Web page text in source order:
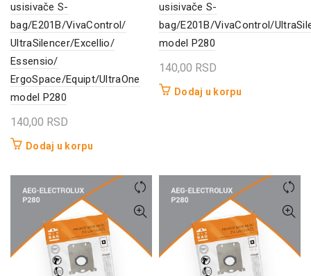
usisivače S-
bag/E201B/VivaControl/
UltraSilencer/Excellio/
Essensio/
ErgoSpace/Equipt/UltraOne
model P280
140,00 RSD
Dodaj u korpu
usisivače S-
bag/E201B/VivaControl/
model P280
140,00 RSD
Dodaj u korpu